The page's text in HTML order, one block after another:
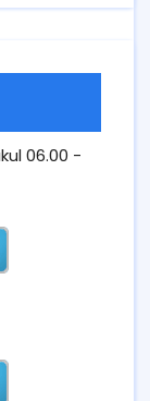
06.00 -